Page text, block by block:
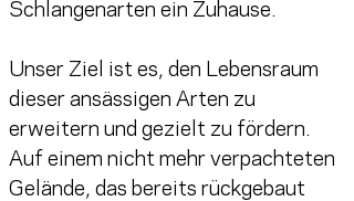
Schlangenarten ein Zuhause.
Unser Ziel ist es, den Lebensraum
dieser ansässigen Arten zu
erweitern und gezielt zu fördern.
Auf einem nicht mehr verpachteten
Gelände, das bereits rückgebaut